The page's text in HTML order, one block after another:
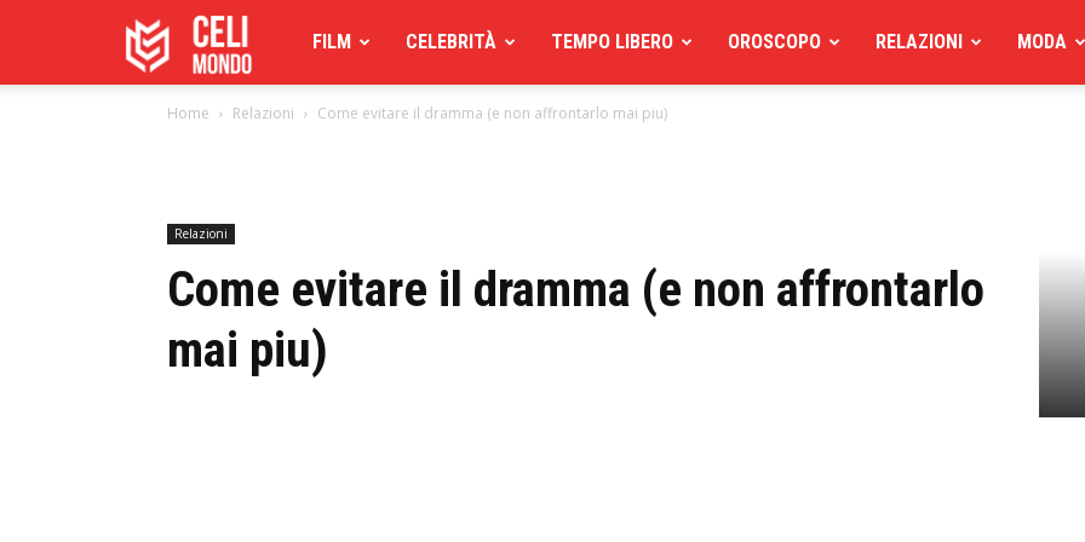
Celimoondo
FILM CELEBRITÀ TEMPO LIBERO OROSCOPO RELAZIONI MODA
Home Relazioni Come evitare il dramma (e non affrontarlo mai piu)
Relazioni
Come evitare il dramma (e non affrontarlo
mai piu)